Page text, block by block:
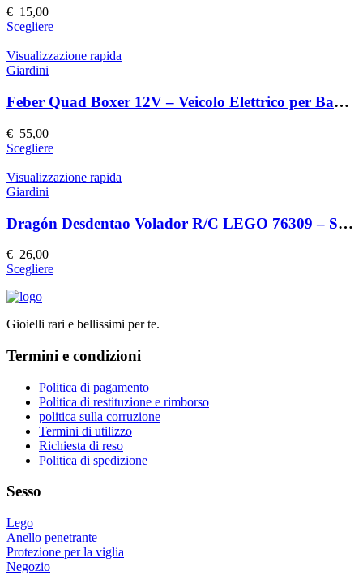
scelte
nella
pagina
prodotto
€ 15,00
ScegliereQuesto
ha
Le
opzioni
scelte
nella
pagina
prodotto
Visualizzazione rapida
Giardini
Feber Quad Boxer 12V – Veicolo Elettrico per Bambini
€ 55,00
ScegliereQuesto
ha
Le
opzioni
scelte
del
Visualizzazione rapida
Giardini
Dragón Desdentao Volador R/C LEGO 76309 – Set Costruzioni Volante
€ 26,00
ScegliereQuesto
varianti.
opzioni
essere
scelte
nella
pagina
del
prodotto
Gioielli rari e bellissimi per te.
Termini e condizioni
Politica di pagamento
Politica di restituzione e rimborso
politica sulla corruzione
Termini di utilizzo
Richiesta di reso
Politica di spedizione
Sesso
Lego
Anello penetrante
Protezione per la viglia
Negozio